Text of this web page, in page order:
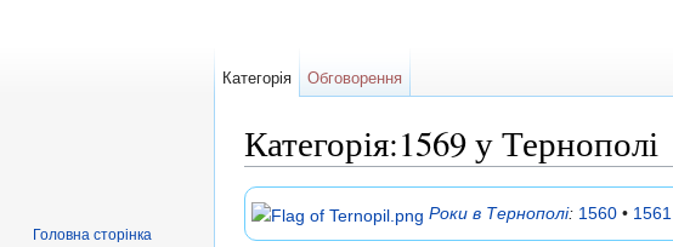
Категорія:1569 у Тернополі
Роки в Тернополі: 1560 • 1561
Категорія Обговорення
Головна сторінка